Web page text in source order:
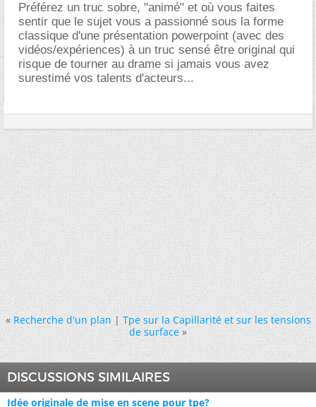
Préférez un truc sobre, "animé" et où vous faites
sentir que le sujet vous a passionné sous la forme
classique d'une présentation powerpoint (avec des
vidéos/expériences) à un truc sensé être original qui
risque de tourner au drame si jamais vous avez
surestimé vos talents d'acteurs...
« Recherche d'un plan|Tpe sur la Capillarité et sur les tensions
de surface »
DISCUSSIONS SIMILAIRES
Idée originale de mise en scene pour tpe?